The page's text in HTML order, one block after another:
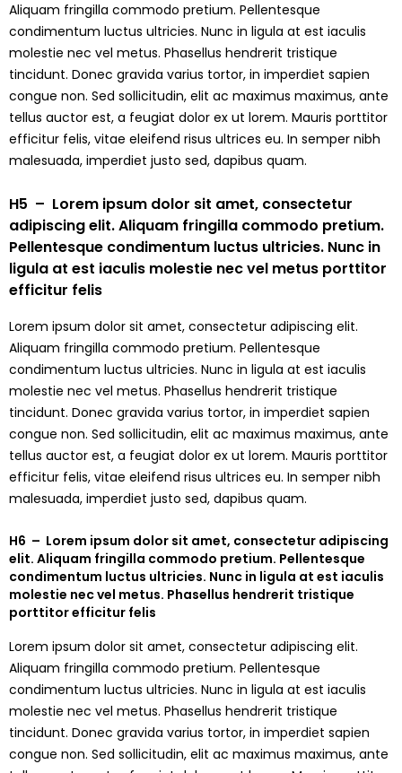
Aliquam fringilla commodo pretium. Pellentesque
condimentum luctus ultricies. Nunc in ligula at est iaculis
molestie nec vel metus. Phasellus hendrerit tristique
tincidunt. Donec gravida varius tortor, in imperdiet sapien
congue non. Sed sollicitudin, elit ac maximus maximus, ante
tellus auctor est, a feugiat dolor ex ut lorem. Mauris porttitor
efficitur felis, vitae eleifend risus ultrices eu. In semper nibh
malesuada, imperdiet justo sed, dapibus quam.
H5 – Lorem ipsum dolor sit amet, consectetur
adipiscing elit. Aliquam fringilla commodo pretium.
Pellentesque condimentum luctus ultricies. Nunc in
ligula at est iaculis molestie nec vel metus porttitor
efficitur felis
Lorem ipsum dolor sit amet, consectetur adipiscing elit.
Aliquam fringilla commodo pretium. Pellentesque
condimentum luctus ultricies. Nunc in ligula at est iaculis
molestie nec vel metus. Phasellus hendrerit tristique
tincidunt. Donec gravida varius tortor, in imperdiet sapien
congue non. Sed sollicitudin, elit ac maximus maximus, ante
tellus auctor est, a feugiat dolor ex ut lorem. Mauris porttitor
efficitur felis, vitae eleifend risus ultrices eu. In semper nibh
malesuada, imperdiet justo sed, dapibus quam.
H6 – Lorem ipsum dolor sit amet, consectetur adipiscing
elit. Aliquam fringilla commodo pretium. Pellentesque
condimentum luctus ultricies. Nunc in ligula at est iaculis
molestie nec vel metus. Phasellus hendrerit tristique
porttitor efficitur felis
Lorem ipsum dolor sit amet, consectetur adipiscing elit.
Aliquam fringilla commodo pretium. Pellentesque
condimentum luctus ultricies. Nunc in ligula at est iaculis
molestie nec vel metus. Phasellus hendrerit tristique
tincidunt. Donec gravida varius tortor, in imperdiet sapien
congue non. Sed sollicitudin, elit ac maximus maximus, ante